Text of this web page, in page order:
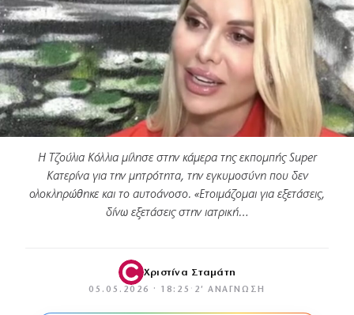
Η Τζούλια Κόλλια μίλησε στην κάμερα της εκπομπής Super
Κατερίνα για την μητρότητα, την εγκυμοσύνη που δεν
ολοκληρώθηκε και το αυτοάνοσο. «Ετοιμάζομαι για εξετάσεις,
δίνω εξετάσεις στην ιατρική…
Χριστίνα Σταμάτη
05.05.2026 · 18:25 · 2′ ΑΝΆΓΝΩΣΗ